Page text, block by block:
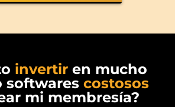
invertir en mucho
softwares costosos
mi membresía?